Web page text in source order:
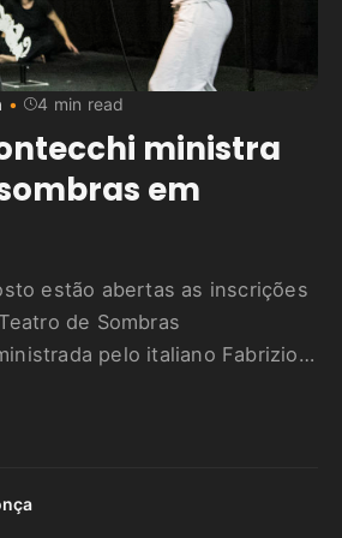
4 min read
ministra
em
estão abertas as inscrições
de Sombras
pelo italiano Fabrizio
Gioco Vita, uma das maiores